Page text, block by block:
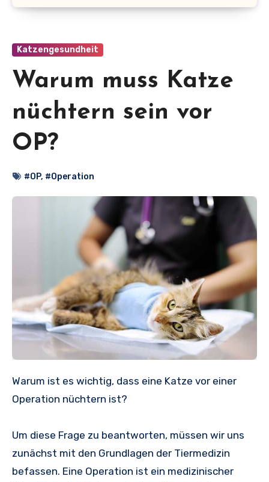
Katzengesundheit
Warum muss Katze
nüchtern sein vor
OP?
#OP, #Operation
Warum ist es wichtig, dass eine Katze vor einer
Operation nüchtern ist?
Um diese Frage zu beantworten, müssen wir uns
zunächst mit den Grundlagen der Tiermedizin
befassen. Eine Operation ist ein medizinischer